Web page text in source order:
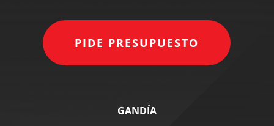
PIDE PRESUPUESTO
GANDÍA